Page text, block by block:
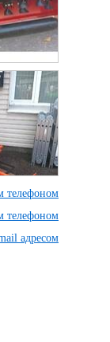
телефоном
телефоном
адресом